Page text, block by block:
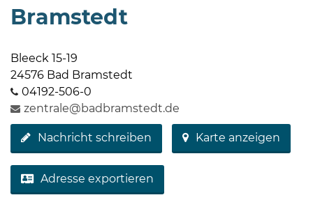
24576 Bad
Bramstedt
bramstedt.de
Bramstedt
Bleeck 15-19
24576 Bad Bramstedt
04192-506-0
zentrale@badbramstedt.de
Nachricht schreiben Karte anzeigen
Adresse exportieren